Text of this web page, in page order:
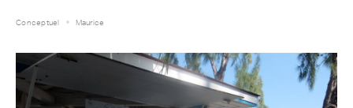
Conceptuel Maurice